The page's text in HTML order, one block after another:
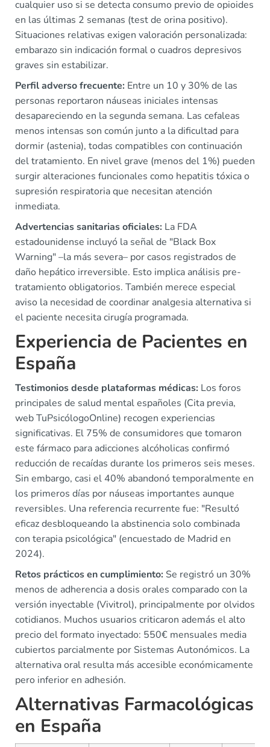
cualquier uso si se detecta consumo previo de opioides
en las últimas 2 semanas (test de orina positivo).
Situaciones relativas exigen valoración personalizada:
embarazo sin indicación formal o cuadros depresivos
graves sin estabilizar.
Perfil adverso frecuente: Entre un 10 y 30% de las
personas reportaron náuseas iniciales intensas
desapareciendo en la segunda semana. Las cefaleas
menos intensas son común junto a la dificultad para
dormir (astenia), todas compatibles con continuación
del tratamiento. En nivel grave (menos del 1%) pueden
surgir alteraciones funcionales como hepatitis tóxica o
supresión respiratoria que necesitan atención
inmediata.
Advertencias sanitarias oficiales: La FDA
estadounidense incluyó la señal de "Black Box
Warning" –la más severa– por casos registrados de
daño hepático irreversible. Esto implica análisis pre-
tratamiento obligatorios. También merece especial
aviso la necesidad de coordinar analgesia alternativa si
el paciente necesita cirugía programada.
Experiencia de Pacientes en
España
Testimonios desde plataformas médicas: Los foros
principales de salud mental españoles (Cita previa,
web TuPsicólogoOnline) recogen experiencias
significativas. El 75% de consumidores que tomaron
este fármaco para adicciones alcóholicas confirmó
reducción de recaídas durante los primeros seis meses.
Sin embargo, casi el 40% abandonó temporalmente en
los primeros días por náuseas importantes aunque
reversibles. Una referencia recurrente fue: "Resultó
eficaz desbloqueando la abstinencia solo combinada
con terapia psicológica" (encuestado de Madrid en
2024).
Retos prácticos en cumplimiento: Se registró un 30%
menos de adherencia a dosis orales comparado con la
versión inyectable (Vivitrol), principalmente por olvidos
cotidianos. Muchos usuarios criticaron además el alto
precio del formato inyectado: 550€ mensuales media
cubiertos parcialmente por Sistemas Autonómicos. La
alternativa oral resulta más accesible económicamente
pero inferior en adhesión.
Alternativas Farmacológicas
en España